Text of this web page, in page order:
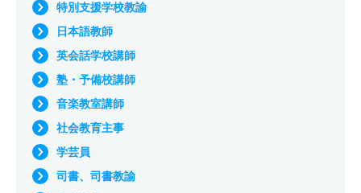
特別支援学校教諭
日本語教師
英会話学校講師
塾・予備校講師
音楽教室講師
社会教育主事
学芸員
司書、司書教諭